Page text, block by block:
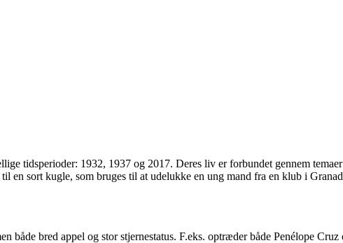
tidsperioder: 1932, 1937 og 2017. Deres liv er forbundet gennem
en sort kugle, som bruges til at udelukke en ung mand fra en klub i
både bred appel og stor stjernestatus. F.eks. optræder både Penélope